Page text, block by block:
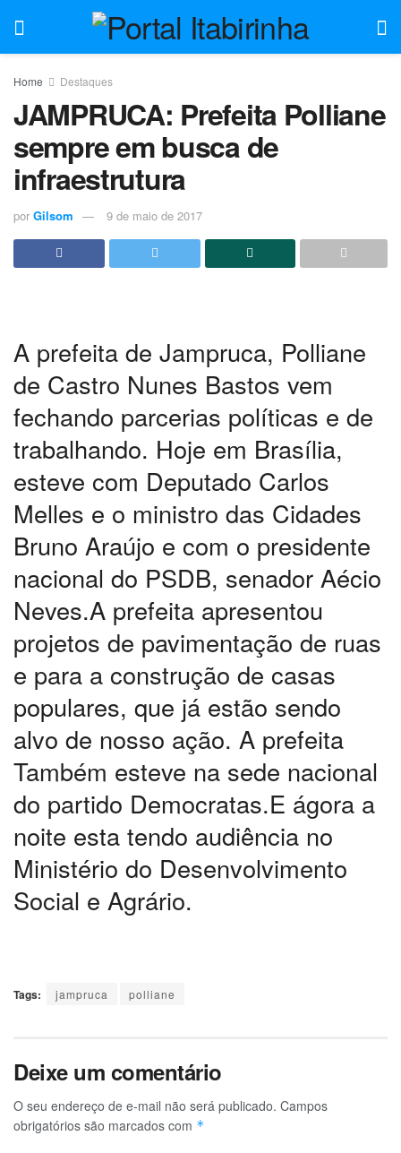
Home Destaques
JAMPRUCA: Prefeita Polliane
sempre em busca de
infraestrutura
por Gilsom 9 de maio de 2017
A prefeita de Jampruca, Polliane
de Castro Nunes Bastos vem
fechando parcerias políticas e de
trabalhando. Hoje em Brasília,
esteve com Deputado Carlos
Melles e o ministro das Cidades
Bruno Araújo e com o presidente
nacional do PSDB, senador Aécio
Neves.A prefeita apresentou
projetos de pavimentação de ruas
e para a construção de casas
populares, que já estão sendo
alvo de nosso ação. A prefeita
Também esteve na sede nacional
do partido Democratas.E ágora a
noite esta tendo audiência no
Ministério do Desenvolvimento
Social e Agrário.
Tags: jampruca polliane
Deixe um comentário
O seu endereço de e-mail não será publicado. Campos
obrigatórios são marcados com *